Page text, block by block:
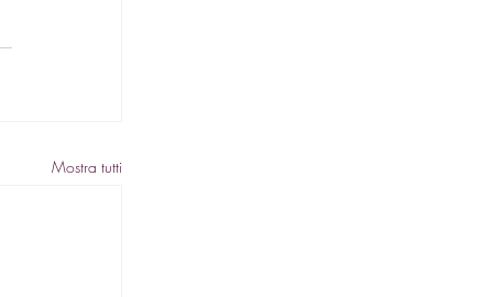
Mostra tutti